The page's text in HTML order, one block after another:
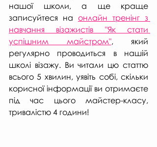
нашої школи, а ще краще
записуйтеся на онлайн тренінг з
навчання візажистів "Як стати
успішним майстром", який
регулярно проводиться в нашій
школі візажу. Ви читали цю статтю
всього 5 хвилин, уявіть собі, скільки
корисної інформації ви отримаєте
під час цього майстер-класу,
тривалістю 4 години!